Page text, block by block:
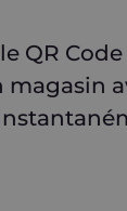
le QR
magasin